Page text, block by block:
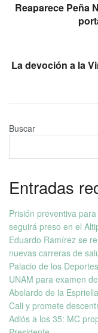
Reaparece Peña
La devoción a la
Buscar
Entradas
Prisión preventiva
seguirá preso en el
Eduardo Ramírez se
nuevas carreras de
Palacio de los
UNAM para examen
Abelardo de la
Cali y promete
Adiós a los 35: MC